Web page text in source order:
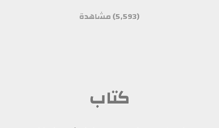
(5,593) مشاهدة
كتاب